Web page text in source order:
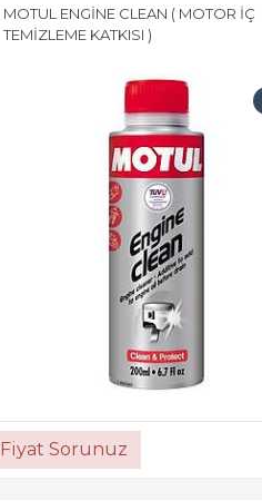
MOTUL ENGİNE CLEAN ( MOTOR İÇ
TEMİZLEME KATKISI )
Fiyat Sorunuz